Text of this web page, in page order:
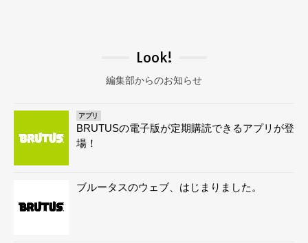
Look!
編集部からのお知らせ
アプリ
BRUTUSの電子版が定期購読できるアプリが登
場！
ブルータスのウェブ、はじまりました。